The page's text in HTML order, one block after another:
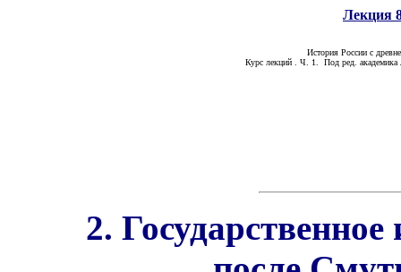
Лекция
История России с
Курс лекций . Ч. 1. Под ред. академика
2.